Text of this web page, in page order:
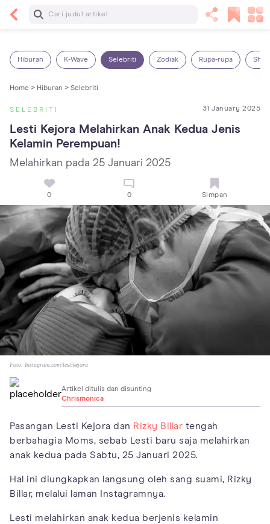
Baca Selanjutnya
Hiburan K-Wave Selebriti Zodiak Rupa-rupa
Home > Hiburan > Selebriti
SELEBRITI 31 January 2025
Lesti Kejora Melahirkan Anak Kedua Jenis
Kelamin Perempuan!
Melahirkan pada 25 Januari 2025
0 0 Simpan
Foto: Instagram.com/lestikejora
Artikel ditulis dan disunting
Chrismonica
Pasangan Lesti Kejora dan Rizky Billar tengah
berbahagia Moms, sebab Lesti baru saja melahirkan
anak kedua pada Sabtu, 25 Januari 2025.
Hal ini diungkapkan langsung oleh sang suami, Rizky
Billar, melalui laman Instagramnya.
Lesti melahirkan anak kedua berjenis kelamin